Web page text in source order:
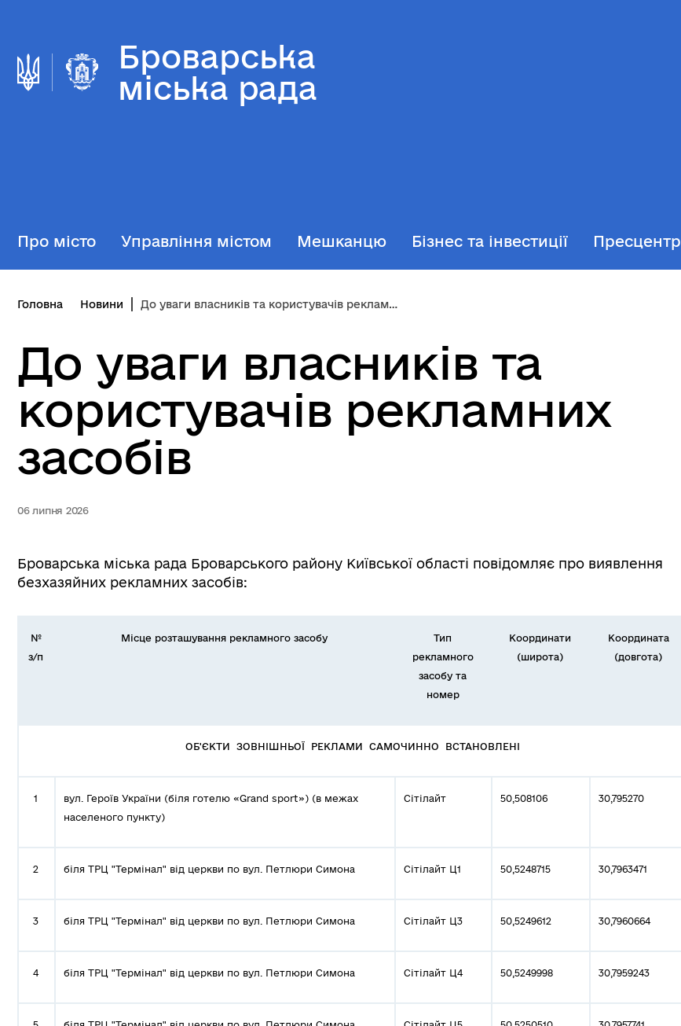
Броварська
міська рада
Про місто Управління містом Мешканцю Бізнес та інвестиції Пресцентр
Головна Новини До уваги власників та користувачів рекламних засобів
До уваги власників та
користувачів рекламних
засобів
06 липня 2026
Броварська міська рада Броварського району Київської області повідомляє про виявлення
безхазяйних рекламних засобів:
№
з/п
Місце розташування рекламного засобу
Тип
рекламного
засобу та
номер
Координати
(широта)
Координата
(довгота)
ОБ'ЄКТИ ЗОВНІШНЬОЇ РЕКЛАМИ САМОЧИННО ВСТАНОВЛЕНІ
1
вул. Героїв України (біля готелю «Grand sport») (в межах
населеного пункту)
Сітілайт 50,508106 30,795270
2 біля ТРЦ "Термінал" від церкви по вул. Петлюри Симона Сітілайт Ц1 50,5248715 30,7963471
3 біля ТРЦ "Термінал" від церкви по вул. Петлюри Симона Сітілайт Ц3 50,5249612 30,7960664
4 біля ТРЦ "Термінал" від церкви по вул. Петлюри Симона Сітілайт Ц4 50,5249998 30,7959243